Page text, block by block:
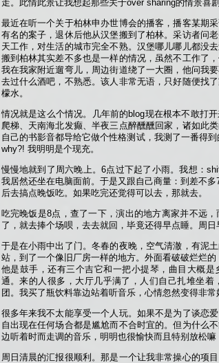
走。此情此景让我想起那些关于over sharing的情景喜剧
最近在听一个关于柏林申办世博会的播客，播客某期
有名的案子，退休后他从汉堡搬到了柏林。采访者问
天工作，对生活的城市完全不熟。汉堡哪儿哪儿都没
搬到柏林其实差不多也是一样的情况，虽然不工作了
我在我家附近遛弯儿，周边街道绕了一大圈，他问我
去过什么酒吧，不熟悉。该人非常无语，只好随便找
檬水。
情况就是这么个情况。几年前的blog现在根本不敢打
爬梯、天南海北发癫、半夜三点醉醺醺回家，诸如此
自己的书影音都导给它做个性格测试，我测了一番得
why?! 我明明是个现充。
慢慢地就到了周六晚上。6点过下起了小雨。我想：
我居然还坐在电脑面前。于是又跟自己商量：到差不
后去搞点晚饭吃。如果吃完还觉得可以去，那就去。
吃完晚饭是8点，查了一下，演出的地方离家并不远
了，就去捧个场呗，去去就回，毕竟还得早点睡。周日
于是在小雨中出了门。冬春的夜晚，空气清澈，有泥
站，到了一个像旧厂房一样的地方。外面看破破烂烂
他是鼓手，还有三个吉它和一把小提琴，曲目大概
通。来的人很多，大厅几乎满了，人们自己扎堆坐
团。我买了瓶饮料靠边站着听音乐，心情忽然变得非常
很多年来我不太能享受一个人玩。如果不是为了谈恋
自出现在任何场合都是尴尬而不合时宜的。但为什么
边听着时而走调的音乐，明明也很愉快而且特别放松嘛
周日清晨的汇报很顺利。那是一个让我非常操心的项